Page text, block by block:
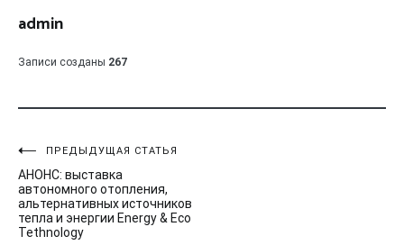
admin
Записи созданы 267
Навигация
по
записям
ПРЕДЫДУЩАЯ СТАТЬЯ
АНОНС: выставка
автономного отопления,
альтернативных источников
тепла и энергии Energy & Eco
Tethnology